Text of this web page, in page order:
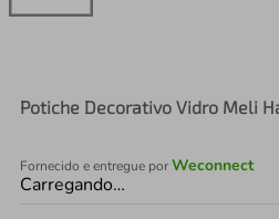
Potiche Decorativo Vidro Meli
Fornecido e entregue porWeconnect
Carregando…